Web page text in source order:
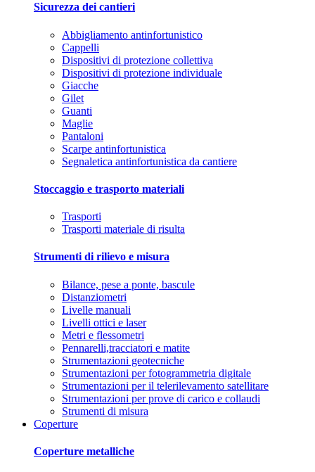
Sicurezza dei cantieri
Abbigliamento antinfortunistico
Cappelli
Dispositivi di protezione collettiva
Dispositivi di protezione individuale
Giacche
Gilet
Guanti
Maglie
Pantaloni
Scarpe antinfortunistica
Segnaletica antinfortunistica da cantiere
Stoccaggio e trasporto materiali
Trasporti
Trasporti materiale di risulta
Strumenti di rilievo e misura
Bilance, pese a ponte, bascule
Distanziometri
Livelle manuali
Livelli ottici e laser
Metri e flessometri
Pennarelli,tracciatori e matite
Strumentazioni geotecniche
Strumentazioni per fotogrammetria digitale
Strumentazioni per il telerilevamento satellitare
Strumentazioni per prove di carico e collaudi
Strumenti di misura
Coperture
Coperture metalliche